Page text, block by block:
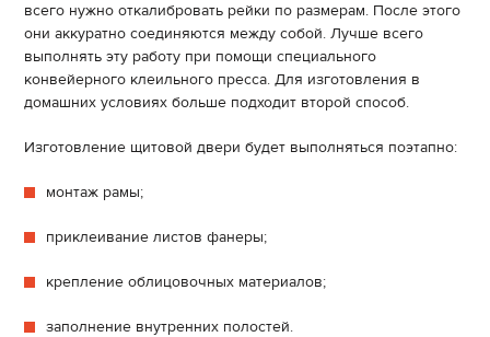
всего нужно откалибровать рейки по размерам. После этого
они аккуратно соединяются между собой. Лучше всего
выполнять эту работу при помощи специального
конвейерного клеильного пресса. Для изготовления в
домашних условиях больше подходит второй способ.
Изготовление щитовой двери будет выполняться поэтапно:
монтаж рамы;
приклеивание листов фанеры;
крепление облицовочных материалов;
заполнение внутренних полостей.